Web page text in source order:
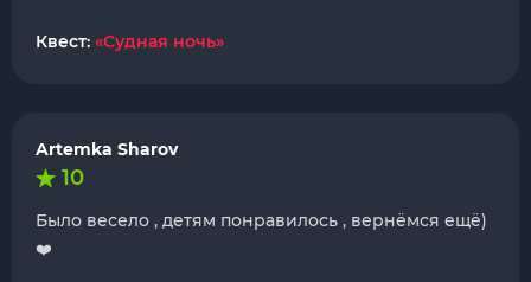
Квест: «Судная ночь»
Artemka Sharov
10
Было весело , детям понравилось , вернёмся ещё)
❤️